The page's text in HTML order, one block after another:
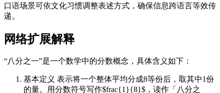
口语场景可依文化习惯调整表述方式，确保信息跨语言等效传
递。
网络扩展解释
“八分之一”是一个数学中的分数概念，具体含义如下：
基本定义 表示将一个整体平均分成8等份后，取其中1份
的量。用分数符号写作$frac{1}{8}$，读作「八分之